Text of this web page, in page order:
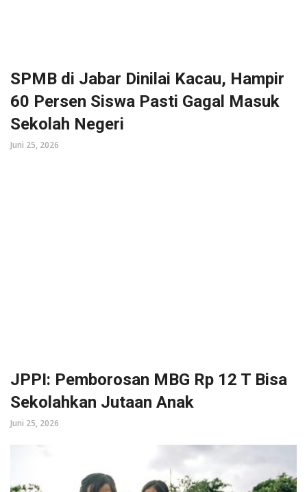
SPMB di Jabar Dinilai Kacau, Hampir
60 Persen Siswa Pasti Gagal Masuk
Sekolah Negeri
Juni 25, 2026
JPPI: Pemborosan MBG Rp 12 T Bisa
Sekolahkan Jutaan Anak
Juni 25, 2026